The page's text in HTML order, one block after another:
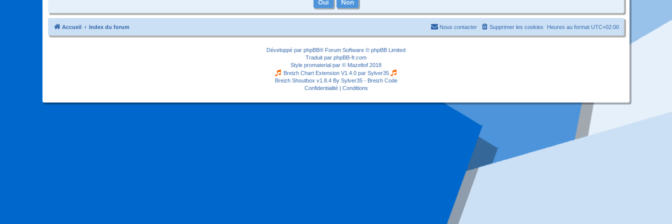
Accueil Index du forum Heures au format UTC+02:00
Supprimer les cookies
Nous contacter
Développé par phpBB® Forum Software © phpBB Limited
Traduit par phpBB-fr.com
Style promaterial par © Mazeltof 2018
Breizh Chart Extension V1.4.0 par Sylver35
Breizh Shoutbox v1.8.4 By Sylver35 - Breizh Code
Confidentialité| Conditions